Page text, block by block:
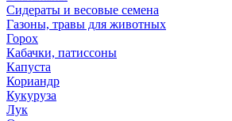
Сидераты и весовые семена
Газоны, травы для животных
Горох
Кабачки, патиссоны
Капуста
Кориандр
Кукуруза
Лук